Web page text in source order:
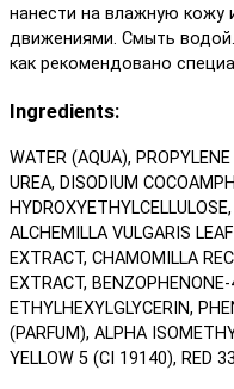
нанести на влажную кожу
движениями. Смыть
как рекомендовано
Ingredients:
WATER (AQUA),
UREA, DISODIUM
ALCHEMILLA VULGARIS
EXTRACT, CHAMOMILLA
EXTRACT,
ETHYLHEXYLGLYCERIN,
(PARFUM), ALPHA
YELLOW 5 (CI 19140), RED